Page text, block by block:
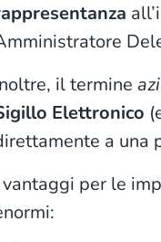
il termine
Elettronico
a una
vantaggi per le